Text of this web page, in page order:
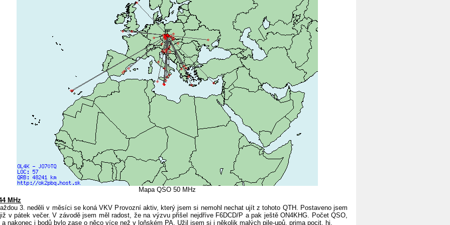
Mapa QSO 50 MHz
MHz
3. neděli v měsíci se koná VKV Provozní aktiv, který jsem si nemohl nechat ujít z tohoto QTH. Postaveno jsem
v pátek večer. V závodě jsem měl radost, že na výzvu přišel nejdříve F6DCD/P a pak ještě ON4KHG. Počet QSO,
a nakonec i bodů bylo zase o něco více než v loňském PA. Užil jsem si i několik malých pile-upů, prima pocit, hi.